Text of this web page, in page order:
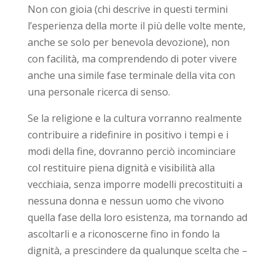
Non con gioia (chi descrive in questi termini
l’esperienza della morte il più delle volte mente,
anche se solo per benevola devozione), non
con facilità, ma comprendendo di poter vivere
anche una simile fase terminale della vita con
una personale ricerca di senso.
Se la religione e la cultura vorranno realmente
contribuire a ridefinire in positivo i tempi e i
modi della fine, dovranno perciò incominciare
col restituire piena dignità e visibilità alla
vecchiaia, senza imporre modelli precostituiti a
nessuna donna e nessun uomo che vivono
quella fase della loro esistenza, ma tornando ad
ascoltarli e a riconoscerne fino in fondo la
dignità, a prescindere da qualunque scelta che –